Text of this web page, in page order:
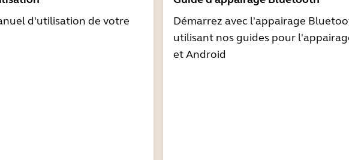
d'utilisation de votre
Démarrez avec l'appairage
utilisant nos guides pour
et Android